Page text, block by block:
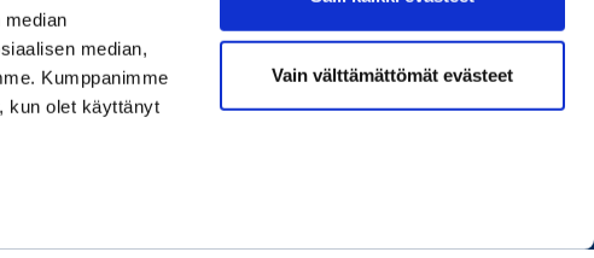
median,
Kumppanimme
kun olet käyttänyt
Vain välttämättömät evästeet
Painopisteet